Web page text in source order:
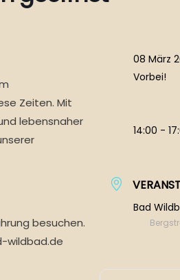
Zeiten. Mit
lebensnaher
besuchen.
wildbad.de
08 März
Vorbei!
14:00 -
Bad